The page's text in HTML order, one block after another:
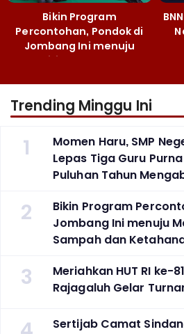
Bikin Program
Percontohan, Pondok di
Jombang Ini menuju
Mandiri Kelola Sampah
Trending Minggu Ini
1
Momen Haru, SMP
Lepas Tiga Guru
Puluhan Tahun
2
Bikin Program
Jombang Ini menuju
Sampah dan
3
Meriahkan HUT RI ke-
Rajagaluh Gelar
Sertijab Camat